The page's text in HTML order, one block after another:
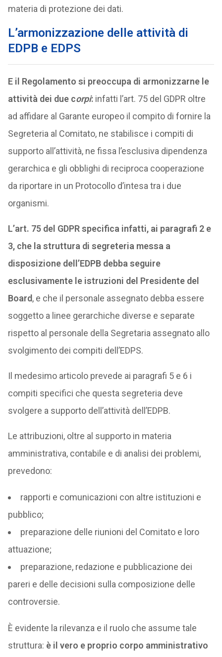
materia di protezione dei dati.
L’armonizzazione delle attività di
EDPB e EDPS
E il Regolamento si preoccupa di armonizzarne le
attività dei due corpi:infatti l’art. 75 del GDPR oltre
ad affidare al Garante europeo il compito di fornire la
Segreteria al Comitato, ne stabilisce i compiti di
supporto all’attività, ne fissa l’esclusiva dipendenza
gerarchica e gli obblighi di reciproca cooperazione
da riportare in un Protocollo d’intesa tra i due
organismi.
L’art. 75 del GDPR specifica infatti, ai paragrafi 2 e
3, che la struttura di segreteria messa a
disposizione dell’EDPB debba seguire
esclusivamente le istruzioni del Presidente del
Board, e che il personale assegnato debba essere
soggetto a linee gerarchiche diverse e separate
rispetto al personale della Segretaria assegnato allo
svolgimento dei compiti dell’EDPS.
Il medesimo articolo prevede ai paragrafi 5 e 6 i
compiti specifici che questa segreteria deve
svolgere a supporto dell’attività dell’EDPB.
Le attribuzioni, oltre al supporto in materia
amministrativa, contabile e di analisi dei problemi,
prevedono:
rapporti e comunicazioni con altre istituzioni e
pubblico;
preparazione delle riunioni del Comitato e loro
attuazione;
preparazione, redazione e pubblicazione dei
pareri e delle decisioni sulla composizione delle
controversie.
È evidente la rilevanza e il ruolo che assume tale
struttura: è il vero e proprio corpo amministrativo